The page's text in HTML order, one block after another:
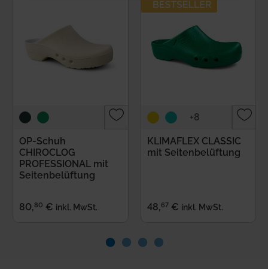
OP-Schuh
CHIROCLOG
PROFESSIONAL mit
Seitenbelüftung
80,80 € inkl. MwSt.
+8
KLIMAFLEX CLASSIC
mit Seitenbelüftung
48,67€ inkl. MwSt.